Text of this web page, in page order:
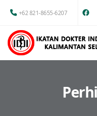
+62 821-8655-6207